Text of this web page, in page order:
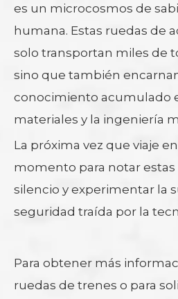
es un microcosmos de
humana. Estas ruedas de
solo transportan miles de
sino que también
conocimiento acumulado
materiales y la ingeniería
La próxima vez que viaje
momento para notar estas
silencio y experimentar la
seguridad traída por la
Para obtener más
ruedas de trenes o para